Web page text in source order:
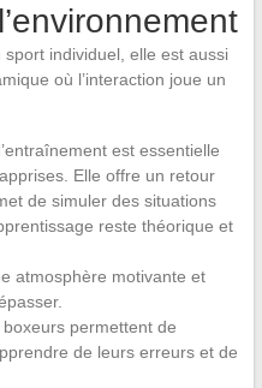
sport individuel, elle est aussi
où l’interaction joue un
est essentielle
Elle offre un retour
de simuler des situations
reste théorique et
atmosphère motivante et
permettent de
de leurs erreurs et de